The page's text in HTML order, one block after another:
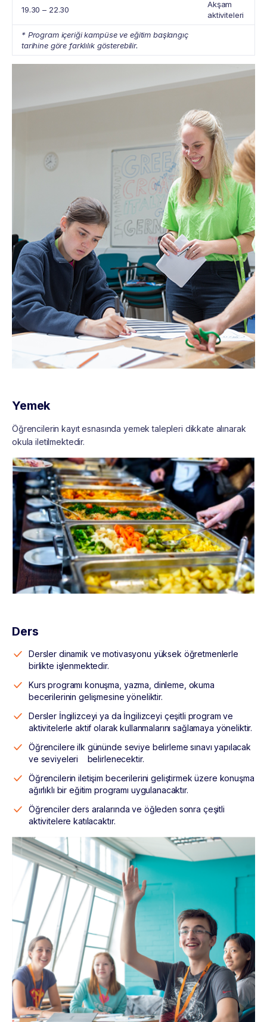
19.30 – 22.30
Akşam
aktiviteleri
* Program içeriği kampüse ve eğitim başlangıç
tarihine göre farklılık gösterebilir.
Yemek
Öğrencilerin kayıt esnasında yemek talepleri dikkate alınarak
okula iletilmektedir.
Ders
Dersler dinamik ve motivasyonu yüksek öğretmenlerle
birlikte işlenmektedir.
Kurs programı konuşma, yazma, dinleme, okuma
becerilerinin gelişmesine yöneliktir.
Dersler İngilizceyi ya da İngilizceyi çeşitli program ve
aktivitelerle aktif olarak kullanmalarını sağlamaya yöneliktir.
Öğrencilere ilk gününde seviye belirleme sınavı yapılacak
ve seviyeleri belirlenecektir.
Öğrencilerin iletişim becerilerini geliştirmek üzere konuşma
ağırlıklı bir eğitim programı uygulanacaktır.
Öğrenciler ders aralarında ve öğleden sonra çeşitli
aktivitelere katılacaktır.